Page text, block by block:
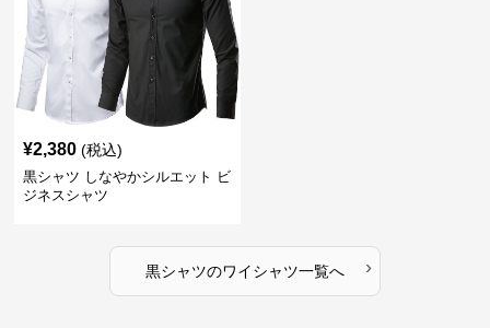
¥2,380 (税込)
黒シャツ しなやかシルエット ビ
ジネスシャツ
黒シャツのワイシャツ一覧へ ›